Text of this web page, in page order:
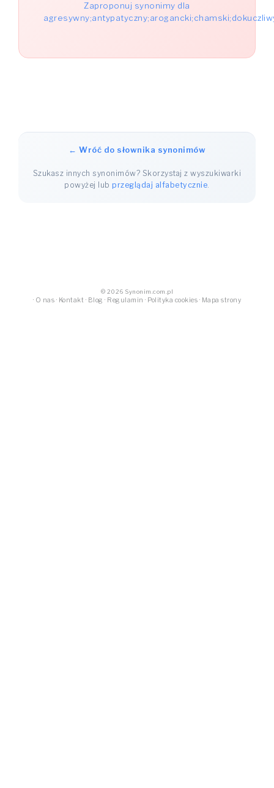
Zaproponuj synonimy dla
← Wróć do słownika synonimów
Szukasz innych synonimów? Skorzystaj z wyszukiwarki
powyżej lubprzeglądaj alfabetycznie.
© 2026 Synonim.com.pl
· O nas · Kontakt · Blog · Regulamin · Polityka cookies · Mapa strony